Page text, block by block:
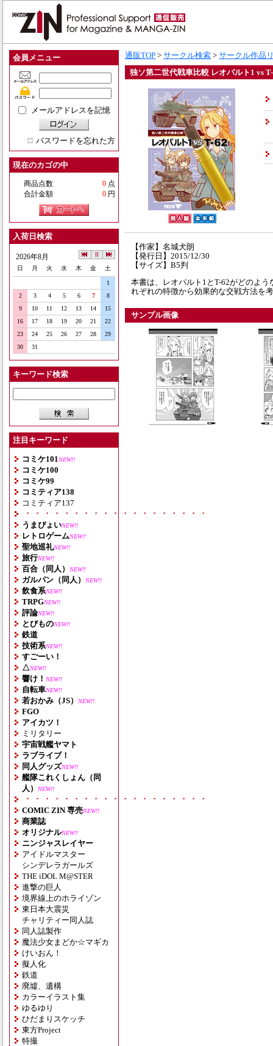
会員メニュー
メールアドレスを記憶
パスワードを忘れた方
現在のカゴの中
商品点数 0 点
合計金額
0 円
入荷日検索
2026年8月
日 月 火 水 木 金 土
1
2
3 4 5 6 7
8
9
10 11 12 13 14
15
16
17 18 19 20 21
22
23
24 25 26 27 28
29
30
31
キーワード検索
注目キーワード
コミケ101 NEW!!
コミケ100
コミケ99
コミティア138
コミティア137
・・・・・・・・・・・・・・・・・・・
うまぴょいNEW!!
レトロゲームNEW!!
聖地巡礼NEW!!
旅行NEW!!
百合（同人） NEW!!
ガルパン（同人） NEW!!
飲食系NEW!!
TRPGNEW!!
評論NEW!!
とびものNEW!!
鉄道
技術系NEW!!
すごーい！
△NEW!!
響け！ NEW!!
自転車NEW!!
若おかみ（JS） NEW!!
FGO
アイカツ！
ミリタリー
宇宙戦艦ヤマト
ラブライブ！
同人グッズNEW!!
艦隊これくしょん（同
人）
NEW!!
・・・・・・・・・・・・・・・・・・・
COMIC ZIN 専売NEW!!
商業誌
オリジナルNEW!!
ニンジャスレイヤー
アイドルマスター
シンデレラガールズ
THE iDOL M@STER
進撃の巨人
境界線上のホライゾン
東日本大震災
チャリティー同人誌
同人誌製作
魔法少女まどか☆マギカ
けいおん！
擬人化
鉄道
廃墟、遺構
カラーイラスト集
ゆるゆり
ひだまりスケッチ
東方Project
特撮
通販TOP > サークル検索 > サークル作品
独ソ第二世代戦車比較 レオパルト1 vs
【作家】名城犬朗
【発行日】2015/12/30
【サイズ】B5判
本書は、レオパルト1とT-62がどのよ
れぞれの特徴から効果的な交戦方法を
サンプル画像